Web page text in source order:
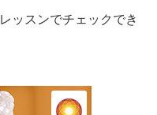
ッスンでチェックでき